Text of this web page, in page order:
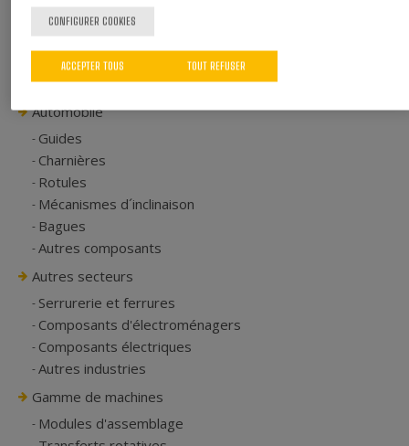
Automobile
Guides
Charnières
Rotules
Mécanismes d´inclinaison
Bagues
Autres composants
Autres secteurs
Serrurerie et ferrures
Composants d'électroménagers
Composants électriques
Autres industries
Gamme de machines
Modules d'assemblage
CONFIGURER COOKIES
TOUT REFUSER
ACCEPTER TOUS